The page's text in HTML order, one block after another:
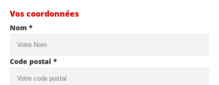
Vos coordonnées
Nom *
Code postal *